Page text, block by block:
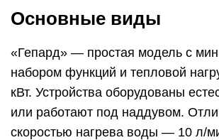
Основные виды
«Гепард» — простая модель с
набором функций и тепловой
кВт. Устройства оборудованы
или работают под наддувом.
скоростью нагрева воды — 10 л/